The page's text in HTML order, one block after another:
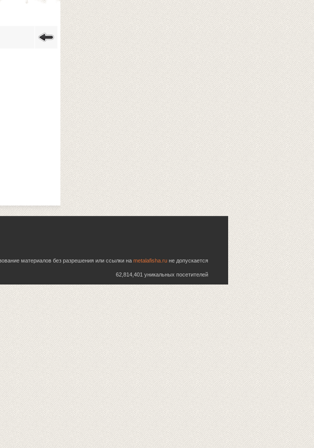
материалов без разрешения или ссылки на metalafisha.ru не допускается
62,814,401 уникальных посетителей